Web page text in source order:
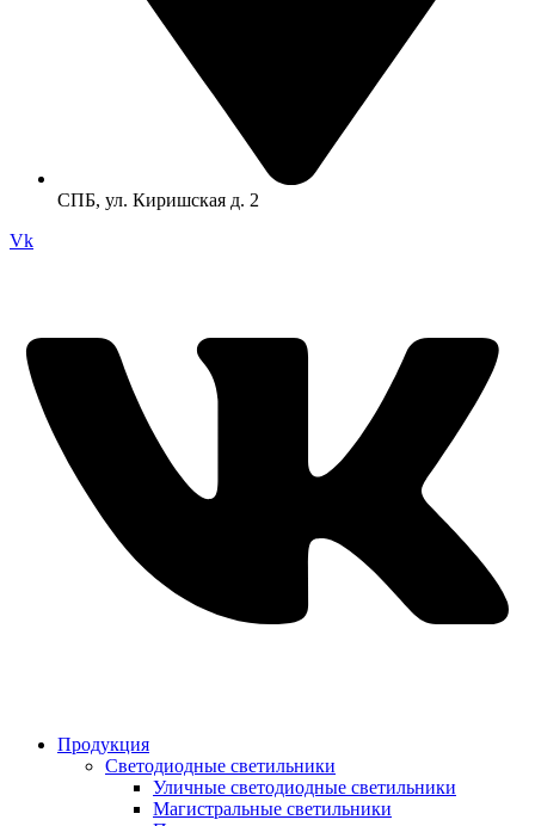
СПБ, ул. Киришская д. 2
Vk
Продукция
Светодиодные светильники
Уличные светодиодные светильники
Магистральные светильники